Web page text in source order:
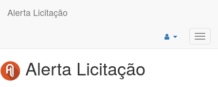
Alerta Licitação
Alerta Licitação